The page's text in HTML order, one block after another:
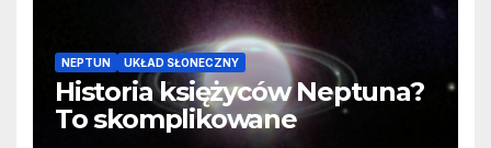
NEPTUN UKŁAD SŁONECZNY
Historia księżyców Neptuna?
To skomplikowane